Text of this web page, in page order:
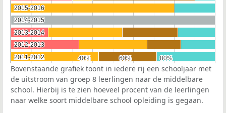
40%
40% 60%
60% 80%
80%
2015-2016
2015-2016
2014-2015
2014-2015
2013-2014
2013-2014
2012-2013
2012-2013
2011-2012
2011-2012
Bovenstaande grafiek toont in iedere rij een schooljaar met
de uitstroom van groep 8 leerlingen naar de middelbare
school. Hierbij is te zien hoeveel procent van de leerlingen
naar welke soort middelbare school opleiding is gegaan.